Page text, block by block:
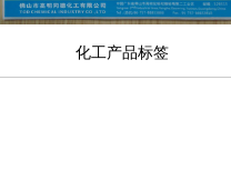
化工产品标签